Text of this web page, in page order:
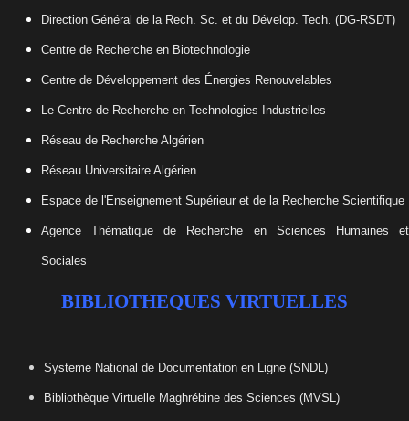
Direction Général de la Rech. Sc. et du Dévelop. Tech. (DG-RSDT)
Centre de Recherche en Biotechnologie
Centre de Développement des Énergies Renouvelables
Le Centre de Recherche en Technologies Industrielles
Réseau de Recherche Algérien
Réseau Universitaire Algérien
Espace de l'Enseignement Supérieur et de la Recherche Scientifique
Agence Thématique de Recherche en Sciences Humaines et
Sociales
BIBLIOTHEQUES VIRTUELLES
Systeme National de Documentation en Ligne (SNDL)
Bibliothèque Virtuelle Maghrébine des Sciences (MVSL)